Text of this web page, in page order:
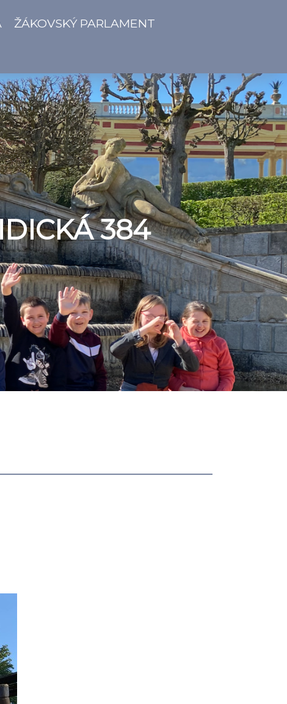
ŽÁKOVSKÝ PARLAMENT
384